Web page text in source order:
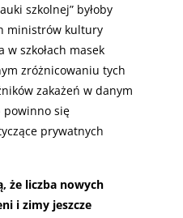
szkolnej” byłoby
ministrów kultury
szkołach masek
zróżnicowaniu tych
zakażeń w danym
powinno się
prywatnych
że liczba nowych
i zimy jeszcze